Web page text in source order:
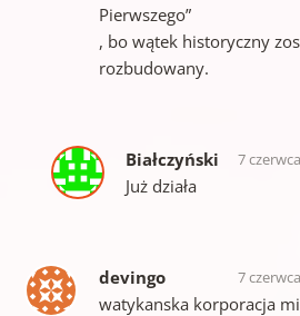
Pierwszego”
, bo wątek historyczny
rozbudowany.
Białczyński 7
Już działa
devingo 7
watykanska korporacja